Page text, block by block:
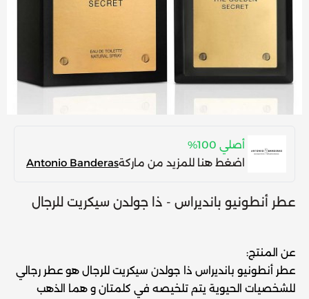
أصلي 100%
اضغط هنا للمزيد من ماركةAntonio Banderas
عطر أنطونيو بانديراس - ذا جولدن سيكريت للرجال
عن المنتج:
عطر أنطونيو بانديراس ذا جولدن سيكريت للرجال هو عطر رجالي
للشخصيات الحيوية يتم تلخيصه في كلمتان و هما الذهب